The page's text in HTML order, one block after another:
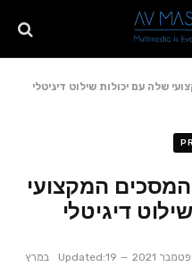
שלה עם יכולות שילוט דיגיטלי
המקצועי
דיגיטלי
Updated:
19 במרץ